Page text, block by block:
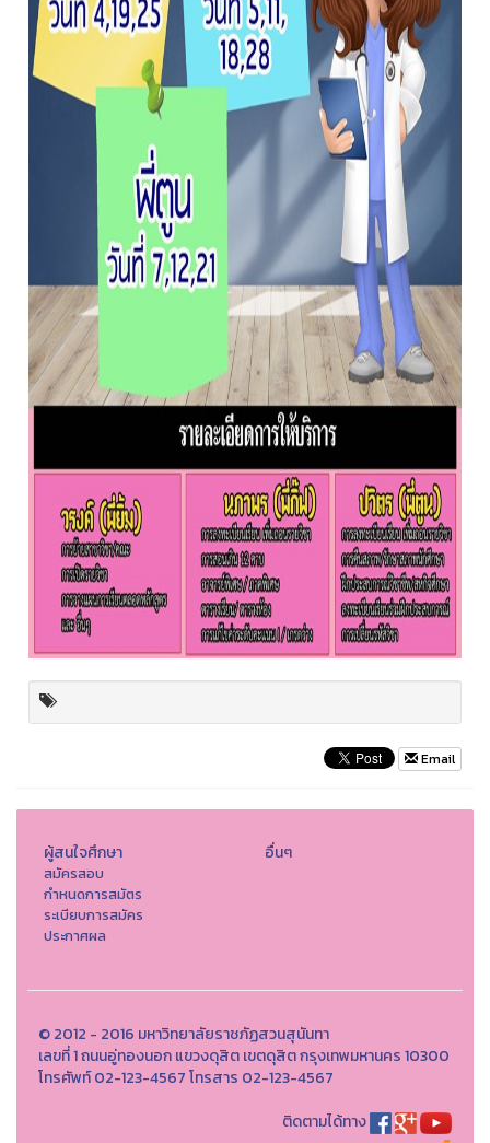
Email
ผู้สนใจศึกษา
สมัครสอบ
กำหนดการสมัตร
ระเบียบการสมัคร
ประกาศผล
อื่นๆ
© 2012 - 2016 มหาวิทยาลัยราชภัฏสวนสุนันทา
เลขที่ 1 ถนนอู่ทองนอก แขวงดุสิต เขตดุสิต กรุงเทพมหานคร 10300
โทรศัพท์ 02-123-4567 โทรสาร 02-123-4567
ติดตามได้ทาง